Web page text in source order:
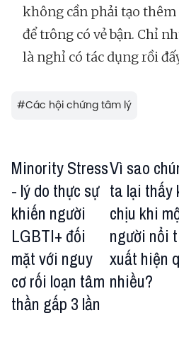
không cần phải tạo
để trông có vẻ bận. Chỉ
là nghỉ có tác dụng rồi
#Các hội chứng tâm lý
Minority Stress
- lý do thực sự
khiến người
LGBTI+ đối
mặt với nguy
cơ rối loạn tâm
thần gấp 3 lần
Vì sao
ta lại thấy
chịu khi
người nổi
xuất hiện
nhiều?